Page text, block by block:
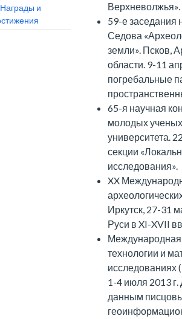
и
Верхневолжья».
59-е заседания
Седова
земли». Псков,
области. 9-11
погребальные
65-я научная
молодых ученых
университета.
секции
исследования».
XX
Иркутск, 27-31
Руси в XI-XVII
технологии и
исследованиях
1-4 июля 2013 г.
данным